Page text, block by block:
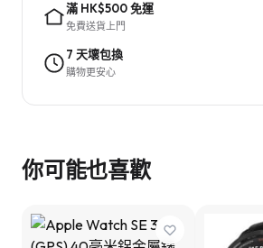
滿 HK$500 免運
免費送貨上門
7 天壞包換
購物更安心
你可能也喜歡